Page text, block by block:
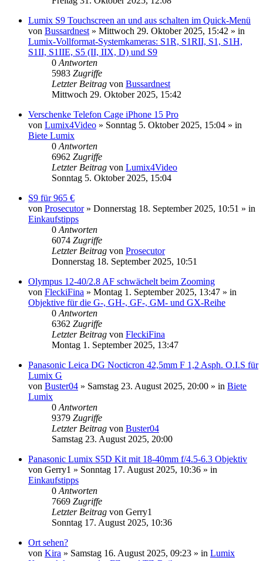
Lumix S9 Touchscreen an und aus schalten im Quick-Menü
von Bussardnest » Mittwoch 29. Oktober 2025, 15:42 » in
Lumix-Vollformat-Systemkameras: S1R, S1RII, S1, S1H,
S1II, S1IIE, S5 (II, IIX, D) und S9
0 Antworten
5983 Zugriffe
Letzter Beitrag von Bussardnest
Mittwoch 29. Oktober 2025, 15:42
Verschenke Telefon Cage iPhone 15 Pro
von Lumix4Video » Sonntag 5. Oktober 2025, 15:04 » in
Biete Lumix
0 Antworten
6962 Zugriffe
Letzter Beitrag von Lumix4Video
Sonntag 5. Oktober 2025, 15:04
S9 für 965 €
von Prosecutor» Donnerstag 18. September 2025, 10:51 » in
Einkaufstipps
0 Antworten
6074 Zugriffe
Letzter Beitrag von Prosecutor
Donnerstag 18. September 2025, 10:51
Olympus 12-40/2.8 AF schwächelt beim Zooming
von FleckiFina » Montag 1. September 2025, 13:47 » in
Objektive für die G-, GH-, GF-, GM- und GX-Reihe
0 Antworten
6362 Zugriffe
Letzter Beitrag von FleckiFina
Montag 1. September 2025, 13:47
Panasonic Leica DG Nocticron 42,5mm F 1,2 Asph. O.I.S für
Lumix G
von Buster04 » Samstag 23. August 2025, 20:00 » in Biete
Lumix
0 Antworten
9379 Zugriffe
Letzter Beitrag von Buster04
Samstag 23. August 2025, 20:00
Panasonic Lumix S5D Kit mit 18-40mm f/4.5-6.3 Objektiv
von Gerry1 » Sonntag 17. August 2025, 10:36 » in
Einkaufstipps
0 Antworten
7669 Zugriffe
Letzter Beitrag von Gerry1
Sonntag 17. August 2025, 10:36
Ort sehen?
von Kira » Samstag 16. August 2025, 09:23 » in Lumix